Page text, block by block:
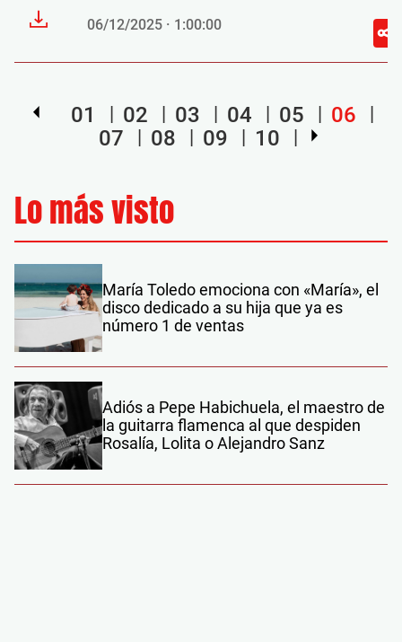
06/12/2025 · 1:00:00
01 02 03 04 05
06
07
08 09 10
Lo más visto
María Toledo emociona con «María», el
disco dedicado a su hija que ya es
número 1 de ventas
Adiós a Pepe Habichuela, el maestro de
la guitarra flamenca al que despiden
Rosalía, Lolita o Alejandro Sanz